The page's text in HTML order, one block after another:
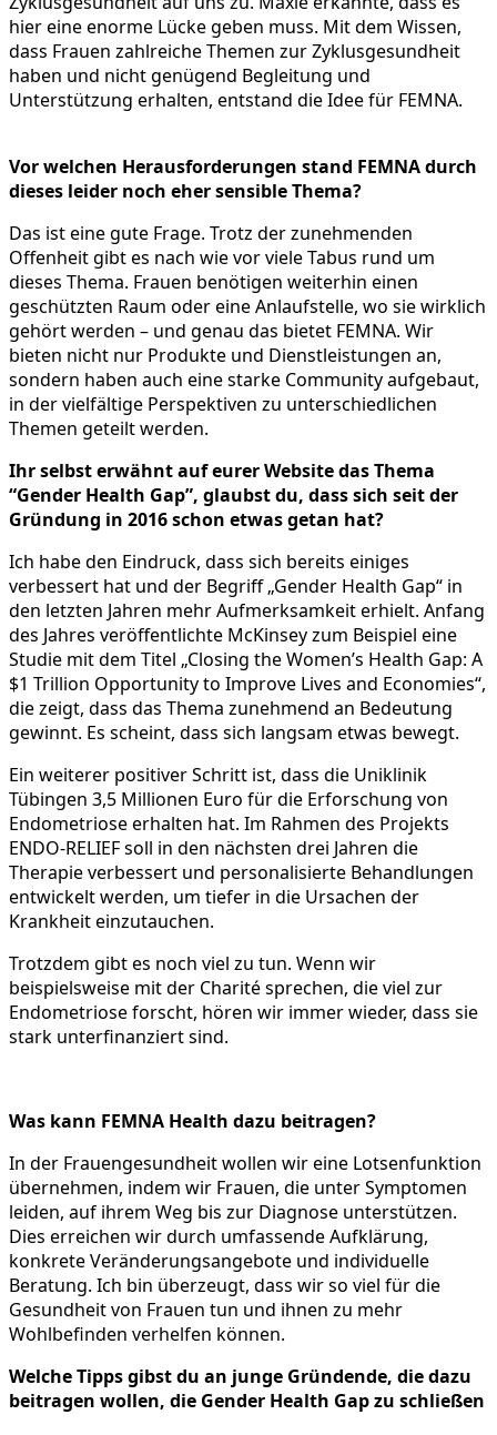
hier eine enorme Lücke geben muss. Mit dem Wissen,
dass Frauen zahlreiche Themen zur Zyklusgesundheit
haben und nicht genügend Begleitung und
Unterstützung erhalten, entstand die Idee für FEMNA.
Vor welchen Herausforderungen stand FEMNA durch
dieses leider noch eher sensible Thema?
Das ist eine gute Frage. Trotz der zunehmenden
Offenheit gibt es nach wie vor viele Tabus rund um
dieses Thema. Frauen benötigen weiterhin einen
geschützten Raum oder eine Anlaufstelle, wo sie wirklich
gehört werden – und genau das bietet FEMNA. Wir
bieten nicht nur Produkte und Dienstleistungen an,
sondern haben auch eine starke Community aufgebaut,
in der vielfältige Perspektiven zu unterschiedlichen
Themen geteilt werden.
Ihr selbst erwähnt auf eurer Website das Thema
“Gender Health Gap”, glaubst du, dass sich seit der
Gründung in 2016 schon etwas getan hat?
Ich habe den Eindruck, dass sich bereits einiges
verbessert hat und der Begriff „Gender Health Gap“ in
den letzten Jahren mehr Aufmerksamkeit erhielt. Anfang
des Jahres veröffentlichte McKinsey zum Beispiel eine
Studie mit dem Titel „Closing the Women’s Health Gap: A
$1 Trillion Opportunity to Improve Lives and Economies“,
die zeigt, dass das Thema zunehmend an Bedeutung
gewinnt. Es scheint, dass sich langsam etwas bewegt.
Ein weiterer positiver Schritt ist, dass die Uniklinik
Tübingen 3,5 Millionen Euro für die Erforschung von
Endometriose erhalten hat. Im Rahmen des Projekts
ENDO-RELIEF soll in den nächsten drei Jahren die
Therapie verbessert und personalisierte Behandlungen
entwickelt werden, um tiefer in die Ursachen der
Krankheit einzutauchen.
Trotzdem gibt es noch viel zu tun. Wenn wir
beispielsweise mit der Charité sprechen, die viel zur
Endometriose forscht, hören wir immer wieder, dass sie
stark unterfinanziert sind.
Was kann FEMNA Health dazu beitragen?
In der Frauengesundheit wollen wir eine Lotsenfunktion
übernehmen, indem wir Frauen, die unter Symptomen
leiden, auf ihrem Weg bis zur Diagnose unterstützen.
Dies erreichen wir durch umfassende Aufklärung,
konkrete Veränderungsangebote und individuelle
Beratung. Ich bin überzeugt, dass wir so viel für die
Gesundheit von Frauen tun und ihnen zu mehr
Wohlbefinden verhelfen können.
Welche Tipps gibst du an junge Gründende, die dazu
beitragen wollen, die Gender Health Gap zu schließen